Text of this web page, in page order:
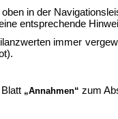
in der
entsprechende
immer
„Annahmen“ zum